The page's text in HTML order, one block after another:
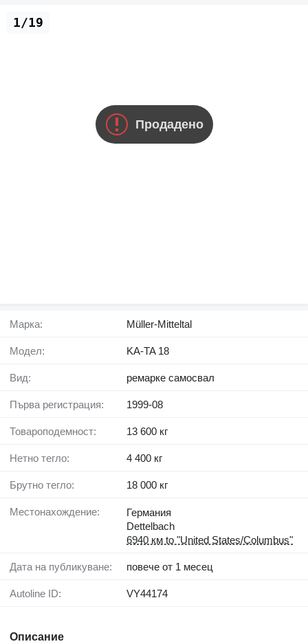
Продадено
1/19
Марка: Müller-Mitteltal
Модел: KA-TA 18
Вид: ремарке самосвал
Първа регистрация: 1999-08
Товароподемност: 13 600 кг
Нетно тегло: 4 400 кг
Брутно тегло: 18 000 кг
Местонахождение:
Германия
Dettelbach
6940 км to "United States/Columbus"
Дата на публикуване: повече от 1 месец
Autoline ID: VY44174
Описание